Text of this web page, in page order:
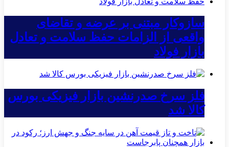
سازوکار مبتنی بر عرضه و تقاضای
واقعی از الزامات حفظ سلامت و تعادل
بازار فولاد
فلز سرخ صدرنشین بازار فیزیکی بورس
کالا شد